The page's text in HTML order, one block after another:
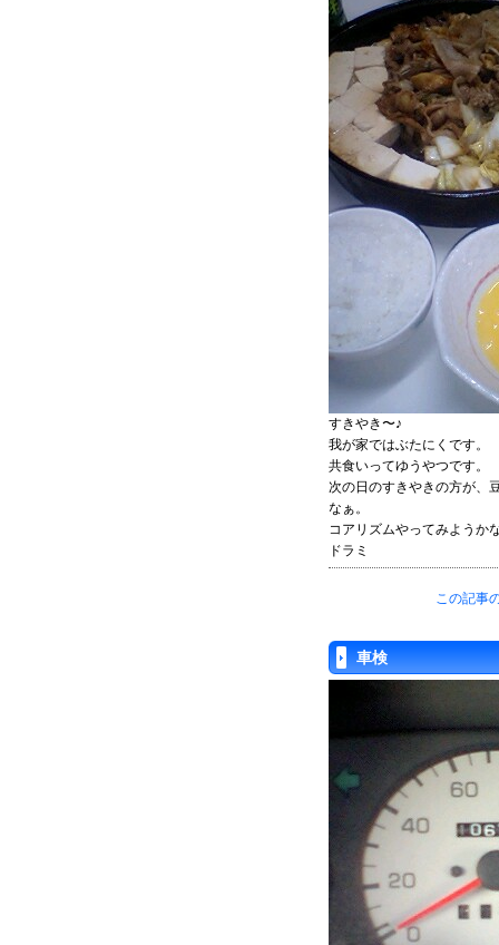
すきやき〜♪
我が家ではぶたにくです。
共食いってゆうやつです。
次の日のすきやきの方が、
なぁ。
コアリズムやってみようか
ドラミ
この記事
車検